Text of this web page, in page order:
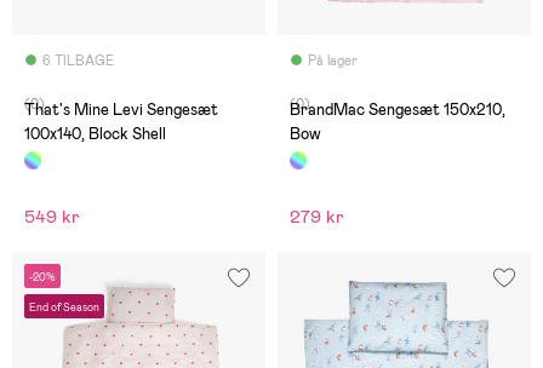
6 TILBAGE
(0)
That's Mine Levi Sengesæt
100x140, Block Shell
549 kr
På lager
(0)
BrandMac Sengesæt 150x210,
Bow
279 kr
-20%
End of Season